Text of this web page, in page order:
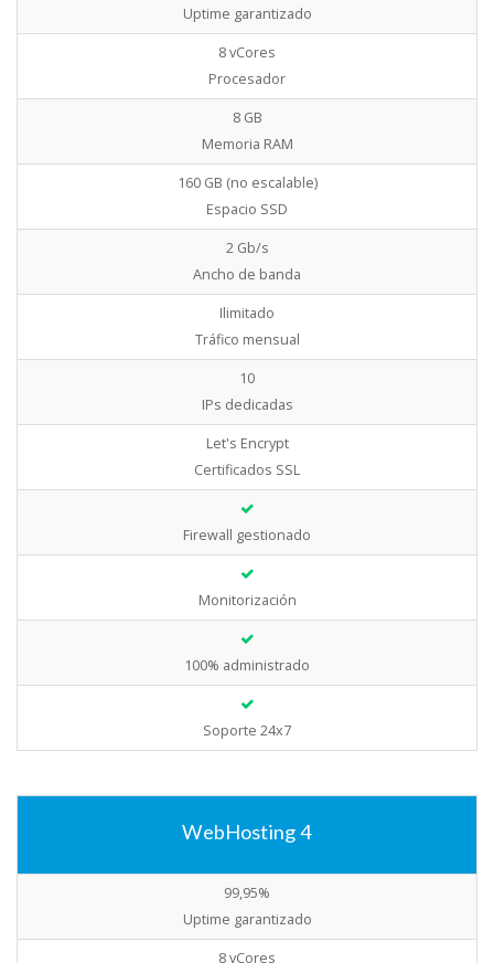
Uptime garantizado
8 vCores
Procesador
8 GB
Memoria RAM
160 GB (no escalable)
Espacio SSD
2 Gb/s
Ancho de banda
Ilimitado
Tráfico mensual
10
IPs dedicadas
Let's Encrypt
Certificados SSL
Firewall gestionado
Monitorización
100% administrado
Soporte 24x7
WebHosting 4
99,95%
Uptime garantizado
8 vCores